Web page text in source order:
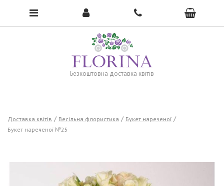
Безкоштовна доставка квітів
To open the menu, click here →
Доставка квітів Весільна флористика
Букет нареченої
Букет нареченої №25